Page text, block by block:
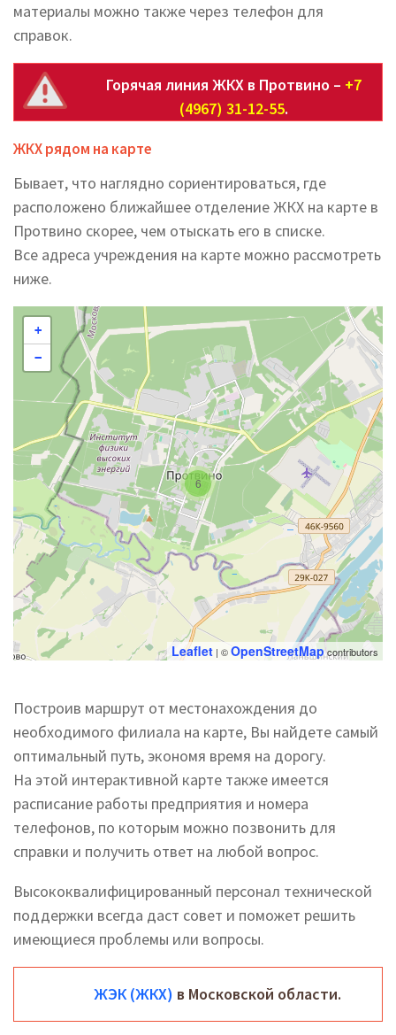
материалы можно также через телефон для
справок.
Горячая линия ЖКХ в Протвино – +7
(4967) 31-12-55.
ЖКХ рядом на карте
Бывает, что наглядно сориентироваться, где
расположено ближайшее отделение ЖКХ на карте в
Протвино скорее, чем отыскать его в списке.
Все адреса учреждения на карте можно рассмотреть
ниже.
6
+
−
Leaflet | ©OpenStreetMapcontributors
Построив маршрут от местонахождения до
необходимого филиала на карте, Вы найдете самый
оптимальный путь, экономя время на дорогу.
На этой интерактивной карте также имеется
расписание работы предприятия и номера
телефонов, по которым можно позвонить для
справки и получить ответ на любой вопрос.
Высококвалифицированный персонал технической
поддержки всегда даст совет и поможет решить
имеющиеся проблемы или вопросы.
ЖЭК (ЖКХ) в Московской области.